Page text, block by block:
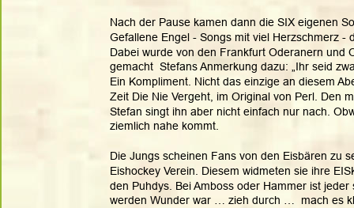
Nach der Pause kamen dann die SIX eigenen
Gefallene Engel - Songs mit viel Herzschmerz -
Dabei wurde von den Frankfurt Oderanern und
gemacht  Stefans Anmerkung dazu: „Ihr seid
Ein Kompliment. Nicht das einzige an diesem
Zeit Die Nie Vergeht, im Original von Perl. Den
Stefan singt ihn aber nicht einfach nur nach.
ziemlich nahe kommt.
Die Jungs scheinen Fans von den Eisbären zu
Eishockey Verein. Diesem widmeten sie ihre
den Puhdys. Bei Amboss oder Hammer ist
werden Wunder war … zieh durch …  mach es